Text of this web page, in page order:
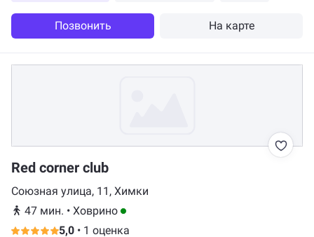
Позвонить На карте
Red corner club
Союзная улица, 11, Химки
47 мин. • Ховрино
5,0 • 1 оценка